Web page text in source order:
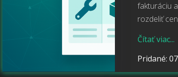
fakturáciu
rozdeliť
Čítať viac...
Pridané: